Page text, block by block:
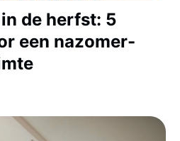
de herfst: 5
een nazomer-